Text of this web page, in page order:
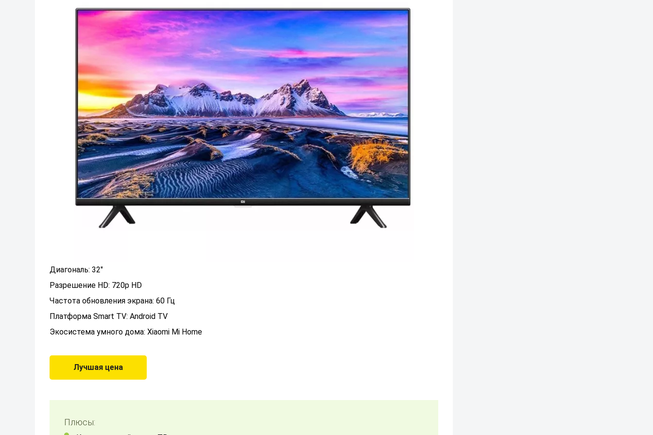
Диагональ: 32"
Разрешение HD: 720p HD
Частота обновления экрана: 60 Гц
Платформа Smart TV: Android TV
Экосистема умного дома: Xiaomi Mi Home
Лучшая цена
Плюсы: